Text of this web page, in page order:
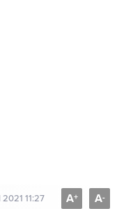
2021 11:27 A+ A-